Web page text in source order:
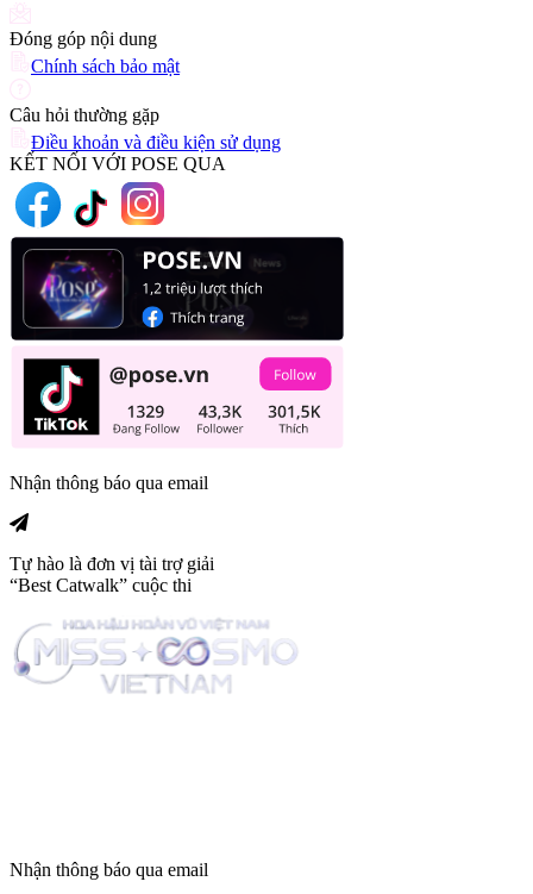
Đóng góp nội dung
Chính sách bảo mật
Câu hỏi thường gặp
Điều khoản và điều kiện sử dụng
KẾT NỐI VỚI POSE QUA
Nhận thông báo qua email
Tự hào là đơn vị tài trợ giải
“Best Catwalk” cuộc thi
Nhận thông báo qua email